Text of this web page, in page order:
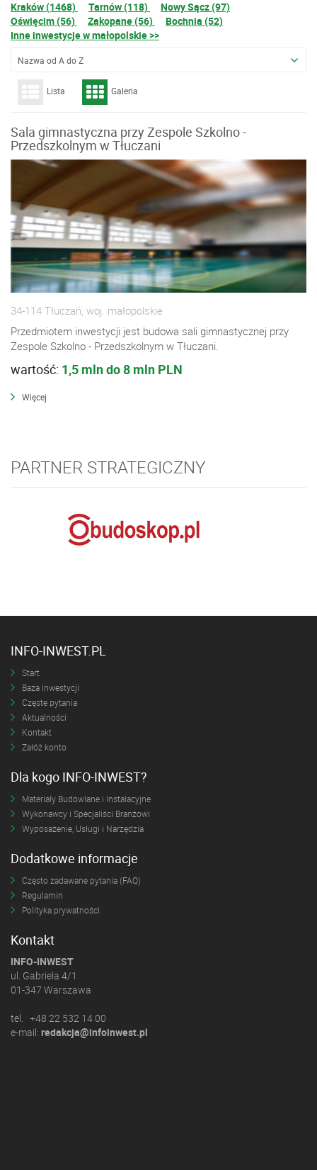
Kraków (1468) Tarnów (118)
Nowy Sącz (97)
Oświęcim (56)
Zakopane (56)
Bochnia (52)
Inne inwestycje w małopolskie >>
Nazwa od A do Z
Lista Galeria
Sala gimnastyczna przy Zespole Szkolno -
Przedszkolnym w Tłuczani
34-114 Tłuczań, woj. małopolskie
Przedmiotem inwestycji jest budowa sali gimnastycznej przy
Zespole Szkolno - Przedszkolnym w Tłuczani.
wartość: 1,5 mln do 8 mln PLN
Więcej
PARTNER STRATEGICZNY
INFO-INWEST.PL
Start
Baza inwestycji
Częste pytania
Aktualności
Kontakt
Załóż konto
Dla kogo INFO-INWEST?
Materiały Budowlane i Instalacyjne
Wykonawcy i Specjaliści Branżowi
Wyposażenie, Usługi i Narzędzia
Dodatkowe informacje
Często zadawane pytania (FAQ)
Regulamin
Polityka prywatności
Kontakt
INFO-INWEST
ul. Gabriela 4/1
01-347 Warszawa
tel. +48 22 532 14 00
e-mail: redakcja@infoinwest.pl